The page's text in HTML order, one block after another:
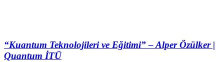
“Kuantum Teknolojileri ve Eğitimi” – Alper Özülker |
Quantum İTÜ